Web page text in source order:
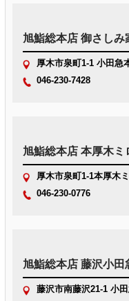
旭鮨総本店 御さし
厚木市泉町1-1 小田
046-230-7428
旭鮨総本店 本厚木ミ
厚木市泉町1-1本厚木
046-230-0776
旭鮨総本店 藤沢小田
藤沢市南藤沢21-1 小